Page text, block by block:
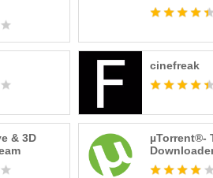
cinefreak
& 3D
µTorrent®-